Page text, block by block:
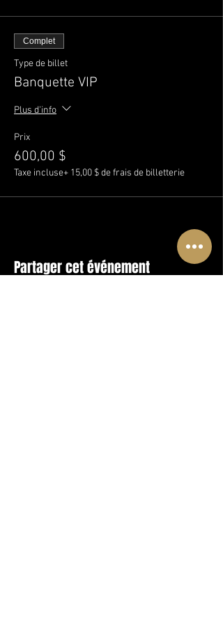
Complet
Type de billet
Banquette VIP
Plus d'info
Prix
600,00 $
Taxe incluse+ 15,00 $ de frais de billetterie
Partager cet événement